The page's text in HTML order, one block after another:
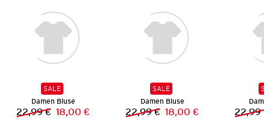
SALE
Damen Bluse
Vorheriger Preis:
22,99 € Neuer Preis:
18,00 €
SALE
Damen Bluse
Vorheriger Preis:
22,99 € Neuer Preis:
18,00 € 22,99 €